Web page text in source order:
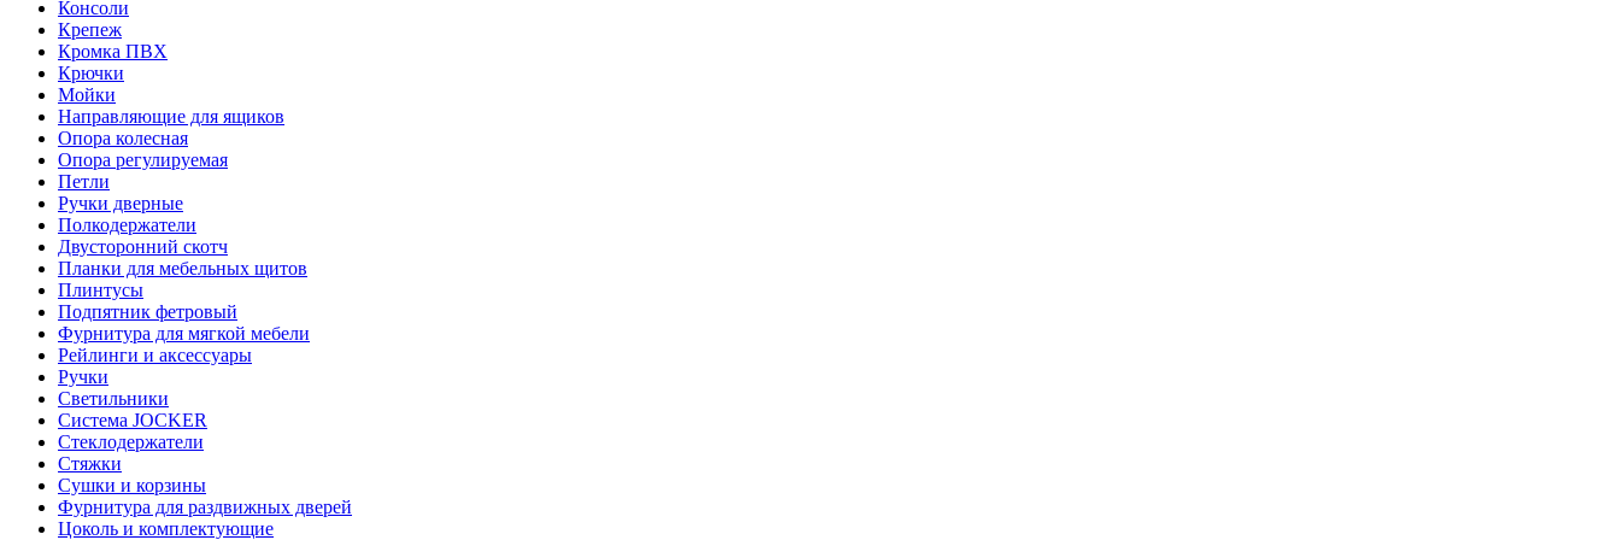
Консоли
Крепеж
Кромка ПВХ
Крючки
Мойки
Направляющие для ящиков
Опора колесная
Опора регулируемая
Петли
Ручки дверные
Полкодержатели
Двусторонний скотч
Планки для мебельных щитов
Плинтусы
Подпятник фетровый
Фурнитура для мягкой мебели
Рейлинги и аксессуары
Ручки
Светильники
Система JOCKER
Стеклодержатели
Стяжки
Сушки и корзины
Фурнитура для раздвижных дверей
Цоколь и комплектующие